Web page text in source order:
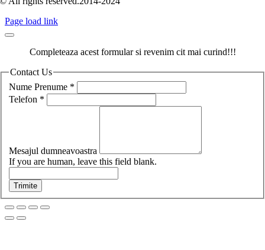
Page load link
Completeaza acest formular si revenim cit mai curind!!!
Contact Us
Nume Prenume *
Telefon *
Mesajul dumneavoastra
If you are human, leave this field blank.
Trimite